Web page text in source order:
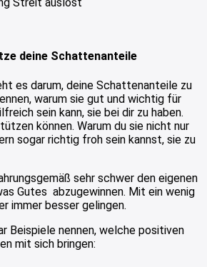
deine Schattenanteile
es darum, deine Schattenanteile zu
warum sie gut und wichtig für
sein kann, sie bei dir zu haben.
können. Warum du sie nicht nur
sogar richtig froh sein kannst, sie zu
sehr schwer den eigenen
Gutes abzugewinnen. Mit ein wenig
immer besser gelingen.
Beispiele nennen, welche positiven
mit sich bringen: